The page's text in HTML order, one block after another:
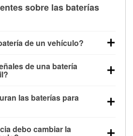
sobre las baterías
de un vehículo?
rápido es utilizar un
apagado, conecta los
buen estado y totalmente
unos 12.6 voltios. Es
las baterías descargadas a
de una batería
lento del motor, faros
girar la llave o luces de
potencia de carga débil.
las baterías para
duración exacta depende de los
debo cambiar la